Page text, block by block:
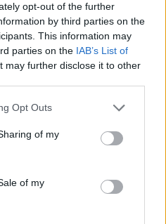
opt-out of the further
by third parties on the
This information may
parties on the IAB’s List of
may further disclose it to other
Opt Outs
of my
of my
pensamos con palabras. En
palabras nos son más
por él, aprendemos a
Podemos desarrollar